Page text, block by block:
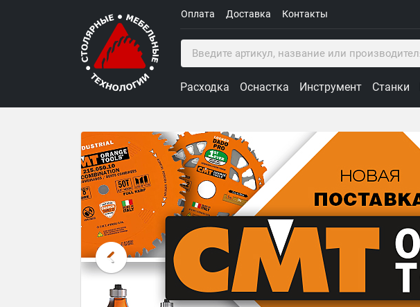
Оплата Доставка Контакты
Расходка Оснастка Инструмент Станки
Столярные Мебельные Технологии